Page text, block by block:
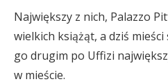
Największy z nich, Palazzo
wielkich książąt, a dziś mieści
go drugim po Uffizi
w mieście.